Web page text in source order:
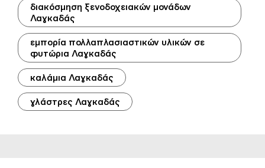
διακόσμηση ξενοδοχειακών μονάδων
Λαγκαδάς
εμπορία πολλαπλασιαστικών υλικών σε
φυτώρια Λαγκαδάς
καλάμια Λαγκαδάς
γλάστρες Λαγκαδάς